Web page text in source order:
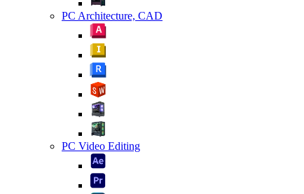
PC Architecture, CAD
PC Video Editing